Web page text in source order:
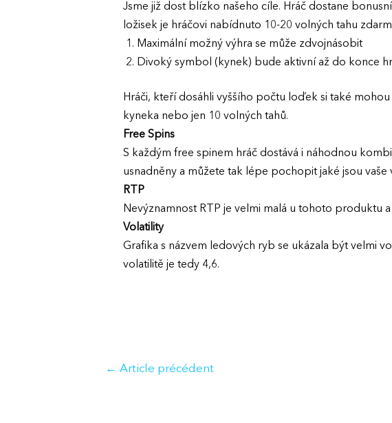
Jsme již dost blízko našeho cíle. Hráč dostane
ložisek je hráčovi nabídnuto 10-20 volných tahu
Maximální možný výhra se může zdvojnásobit
Divoký symbol (kynek) bude aktivní až do konce
Hráči, kteří dosáhli vyššího počtu loďek si také
kyneka nebo jen 10 volných tahů.
Free Spins
S každým free spinem hráč dostává i náhodnou
usnadněny a můžete tak lépe pochopit jaké jsou vaše
RTP
Nevýznamnost RTP je velmi malá u tohoto produktu
Volatility
Grafika s názvem ledových ryb se ukázala být velmi
volatilitě je tedy 4,6.
Navigation
← Article précédent